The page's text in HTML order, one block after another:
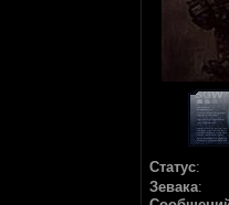
Статус:
Зевака: